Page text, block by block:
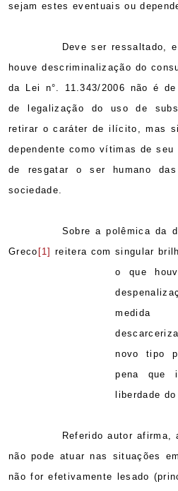
sejam estes eventuais ou
Deve ser ressaltado,
houve descriminalização do
da Lei n°. 11.343/2006 não é
de legalização do uso de
retirar o caráter de ilícito, mas
dependente como vítimas de
de resgatar o ser humano
sociedade.
Sobre a polêmica da
Greco [1] reitera com singular
o que
novo tipo
pena que
liberdade
Referido autor afirma,
não pode atuar nas situações
não for efetivamente lesado